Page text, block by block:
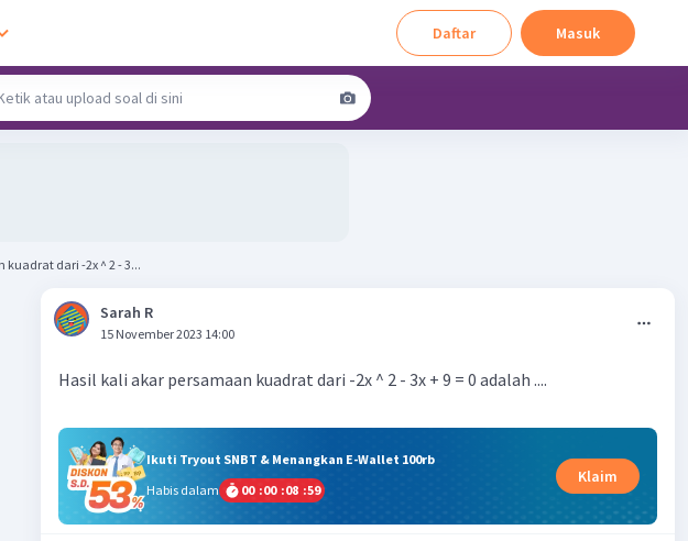
Daftar Masuk
dari -2x ^ 2 - 3...
Sarah R
15 November 2023 14:00
Hasil kali akar persamaan kuadrat dari -2x ^ 2 - 3x + 9 = 0 adalah ....
Ikuti Tryout SNBT & Menangkan E-Wallet 100rb
Habis dalam
00 :00 :08 :58
Klaim